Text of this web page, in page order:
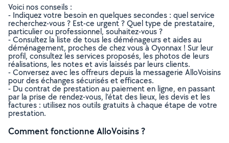
Voici nos conseils :
- Indiquez votre besoin en quelques secondes : quel service
recherchez-vous ? Est-ce urgent ? Quel type de prestataire,
particulier ou professionnel, souhaitez-vous ?
- Consultez la liste de tous les déménageurs et aides au
déménagement, proches de chez vous à Oyonnax ! Sur leur
profil, consultez les services proposés, les photos de leurs
réalisations, les notes et avis laissés par leurs clients.
- Conversez avec les offreurs depuis la messagerie AlloVoisins
pour des échanges sécurisés et efficaces.
- Du contrat de prestation au paiement en ligne, en passant
par la prise de rendez-vous, l’état des lieux, les devis et les
factures : utilisez nos outils gratuits à chaque étape de votre
prestation.
Comment fonctionne AlloVoisins ?